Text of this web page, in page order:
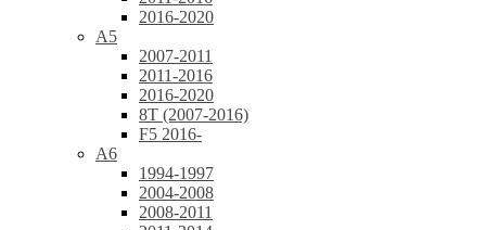
2016-2020
A5
2007-2011
2011-2016
2016-2020
8T (2007-2016)
F5 2016-
A6
1994-1997
2004-2008
2008-2011